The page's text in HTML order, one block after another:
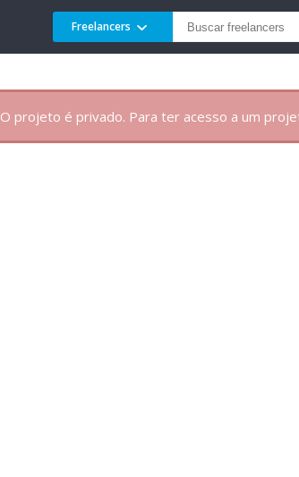
Freelancers
O projeto é privado. Para ter acesso a um